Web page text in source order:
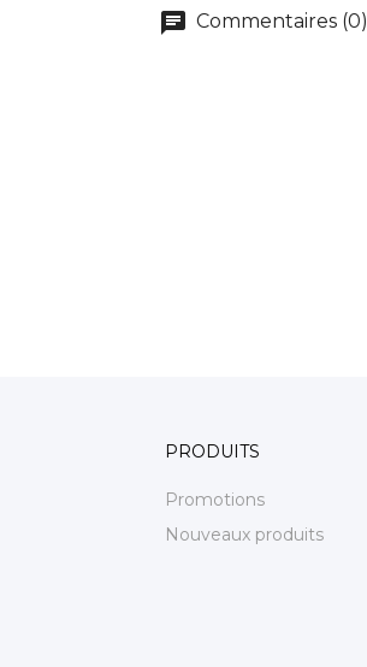
Commentaires (0)
PRODUITS
Promotions
Nouveaux produits